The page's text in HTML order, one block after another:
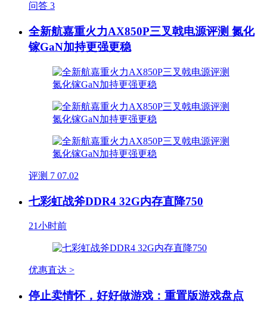
问答 3
全新航嘉重火力AX850P三叉戟电源评测 氮化
镓GaN加持更强更稳
评测 7 07.02
七彩虹战斧DDR4 32G内存直降750
21小时前
优惠直达 >
停止卖情怀，好好做游戏：重置版游戏盘点